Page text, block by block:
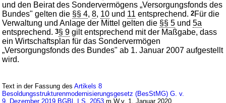
Abschnitt 2 Sondervermögen „Versorgungsfonds des
Bundes"
und den Beirat des Sondervermögens „Versorgungsfonds des
Bundes" gelten die §§ 4,8, 10 und 11 entsprechend.2Für die
Verwaltung und Anlage der Mittel gelten die §§ 5 und5a
entsprechend.3§ 9 gilt entsprechend mit der Maßgabe, dass
ein Wirtschaftsplan für das Sondervermögen
„Versorgungsfonds des Bundes" ab 1. Januar 2007 aufgestellt
wird.
Text in der Fassung desArtikels 8
Besoldungsstrukturenmodernisierungsgesetz (BesStMG) G. v.
9. Dezember 2019 BGBl. I S. 2053 m.W.v. 1. Januar 2020